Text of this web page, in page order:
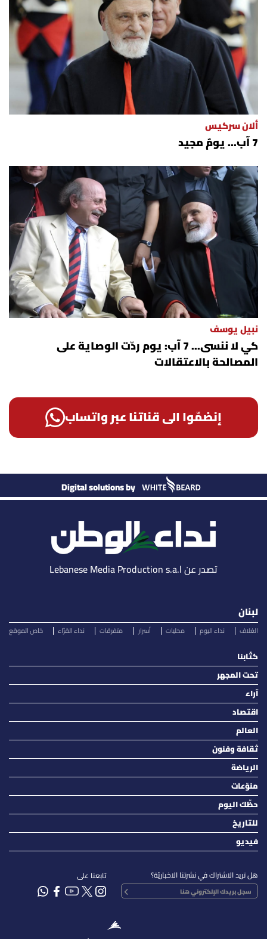
ألان سركيس
7 آب... يومٌ مجيد
نبيل يوسف
كي لا ننسى... 7 آب: يوم ردّت الوصاية على
المصالحة بالاعتقالات
إنضمّوا الى قناتنا عبر واتساب
Digital solutions by
تصدر عن Lebanese Media Production s.a.l
لبنان
الغلاف نداء اليوم محليات أسرار متفرقات نداء القرّاء خاص الموقع
كتّابنا
تحت المجهر
آراء
اقتصاد
العالم
ثقافة وفنون
الرياضة
منوّعات
حظّك اليوم
للتاريخ
فيديو
هل تريد الاشتراك في نشرتنا الاخباريّة؟ تابعنا على